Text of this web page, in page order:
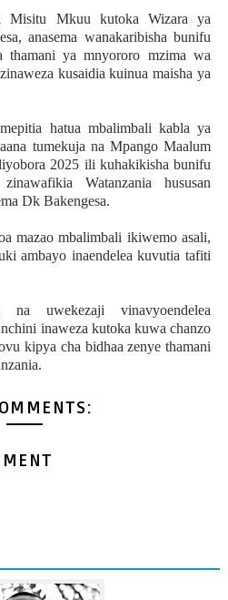
Misitu Mkuu kutoka Wizara ya
anasema wanakaribisha bunifu
thamani ya mnyororo mzima wa
kusaidia kuinua maisha ya
hatua mbalimbali kabla ya
tumekuja na Mpango Maalum
2025 ili kuhakikisha bunifu
Watanzania hususan
Dk Bakengesa.
mazao mbalimbali ikiwemo asali,
ambayo inaendelea kuvutia tafiti
uwekezaji vinavyoendelea
inaweza kutoka kuwa chanzo
kipya cha bidhaa zenye thamani